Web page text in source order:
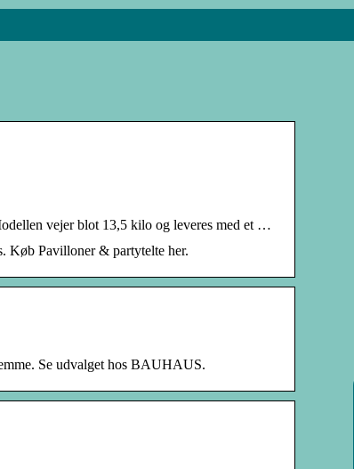
vejer blot 13,5 kilo og leveres med et …
Køb Pavilloner & partytelte her.
Se udvalget hos BAUHAUS.